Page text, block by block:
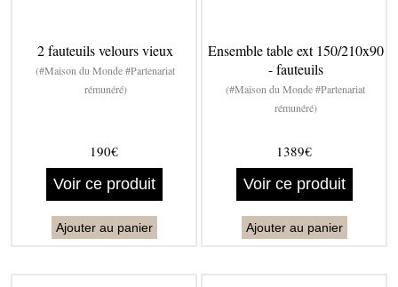
2 fauteuils velours vieux
(#Maison du Monde #Partenariat
rémunéré)
190€
Voir ce produit
Ajouter au panier
Ensemble table ext 150/210x90
- fauteuils
(#Maison du Monde #Partenariat
rémunéré)
1389€
Voir ce produit
Ajouter au panier